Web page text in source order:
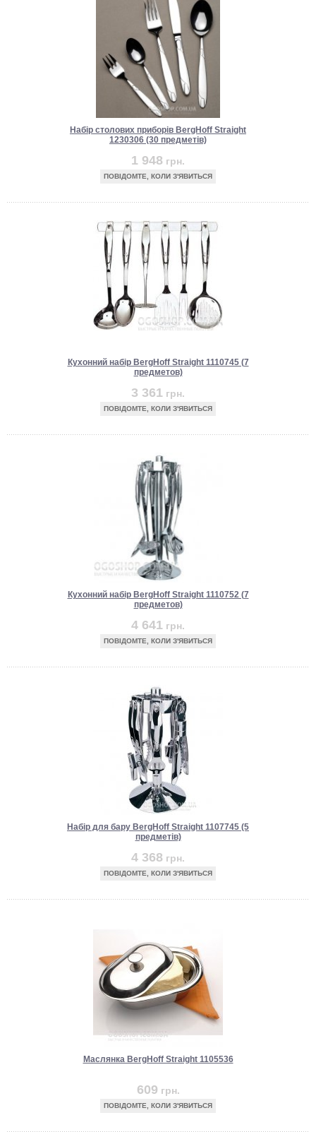
Набір столових приборів BergHoff Straight
1230306 (30 предметів)
1 948 грн.
ПОВІДОМТЕ, КОЛИ З'ЯВИТЬСЯ
Кухонний набір BergHoff Straight 1110745 (7
предметов)
3 361 грн.
ПОВІДОМТЕ, КОЛИ З'ЯВИТЬСЯ
Кухонний набір BergHoff Straight 1110752 (7
предметов)
4 641 грн.
ПОВІДОМТЕ, КОЛИ З'ЯВИТЬСЯ
Набір для бару BergHoff Straight 1107745 (5
предметів)
4 368 грн.
ПОВІДОМТЕ, КОЛИ З'ЯВИТЬСЯ
Маслянка BergHoff Straight 1105536
609 грн.
ПОВІДОМТЕ, КОЛИ З'ЯВИТЬСЯ